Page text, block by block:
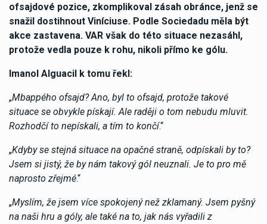
ofsajdové pozice, zkomplikoval zásah obránce, jenž se
snažil dostihnout Viníciuse. Podle Sociedadu měla být
akce zastavena. VAR však do této situace nezasáhl,
protože vedla pouze k rohu, nikoli přímo ke gólu.
Imanol Alguacil k tomu řekl:
„Mbappého ofsajd? Ano, byl to ofsajd, protože takové
situace se obvykle pískají. Ale raději o tom nebudu mluvit.
Rozhodčí to nepískali, a tím to končí.“
„Kdyby se stejná situace na opačné straně, odpískali by to?
Jsem si jistý, že by nám takový gól neuznali. Je to pro mě
naprosto zřejmé.“
„Myslím, že jsem více spokojený než zklamaný. Jsem pyšný
na naši hru a góly, ale také na to, jak nás vyřadili z